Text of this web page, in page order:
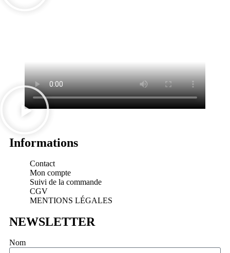
Informations
Contact
Mon compte
Suivi de la commande
CGV
MENTIONS LÉGALES
NEWSLETTER
Nom